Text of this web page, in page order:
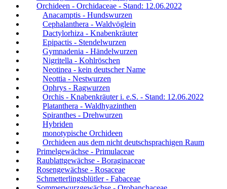
Orchideen - Orchidaceae - Stand: 12.06.2022
Anacamptis - Hundswurzen
Cephalanthera - Waldvöglein
Dactylorhiza - Knabenkräuter
Epipactis - Stendelwurzen
Gymnadenia - Händelwurzen
Nigritella - Kohlröschen
Neotinea - kein deutscher Name
Neottia - Nestwurzen
Ophrys - Ragwurzen
Orchis - Knabenkräuter i. e.S. - Stand: 12.06.2022
Platanthera - Waldhyazinthen
Spiranthes - Drehwurzen
Hybriden
monotypische Orchideen
Orchideen aus dem nicht deutschsprachigen Raum
Primelgewächse - Primulaceae
Raublattgewächse - Boraginaceae
Rosengewächse - Rosaceae
Schmetterlingsblütler - Fabaceae